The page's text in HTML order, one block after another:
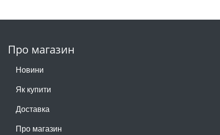
Про магазин
Новини
Як купити
Доставка
Про магазин